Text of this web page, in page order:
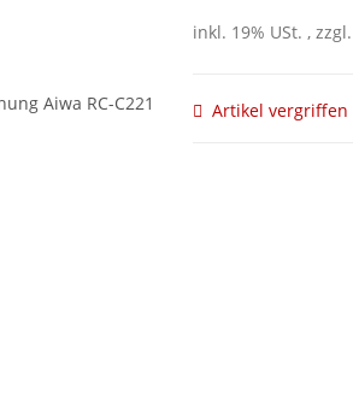
inkl. 19% USt. , zzgl.
Artikel vergriffen